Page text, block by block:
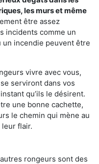
les murs et même
être assez
incidents comme un
incendie peuvent être
vivre avec vous,
serviront dans vos
qu’ils le désirent.
une bonne cachette,
le chemin qui mène au
leur flair.
rongeurs sont des